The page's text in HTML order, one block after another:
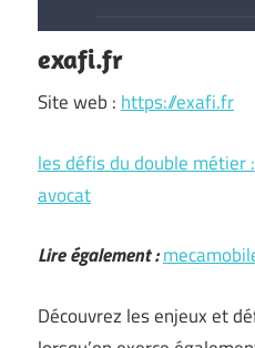
exafi.fr
Site web : https://exafi.fr
les défis du double
avocat
Lire également :
Découvrez les enjeux et